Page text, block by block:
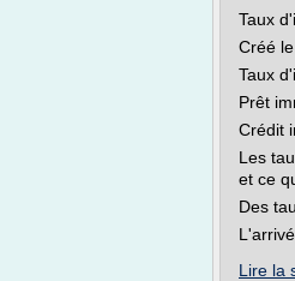
Taux
Créé
Taux
Prêt
Crédit
Les
et ce
Des
Lire la